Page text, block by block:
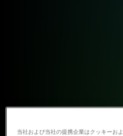
当社および当社の提携企業はクッキーお